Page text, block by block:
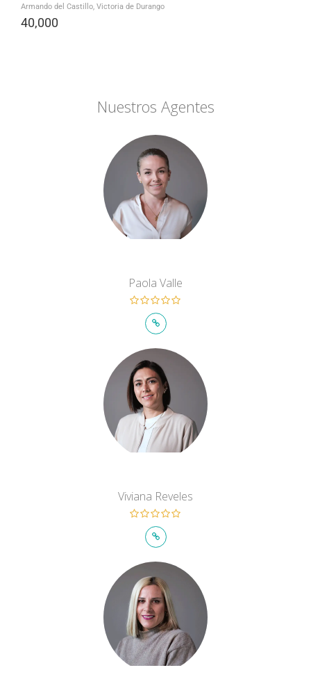
Armando del Castillo, Victoria de Durango
40,000
Nuestros Agentes
Paola Valle
Viviana Reveles